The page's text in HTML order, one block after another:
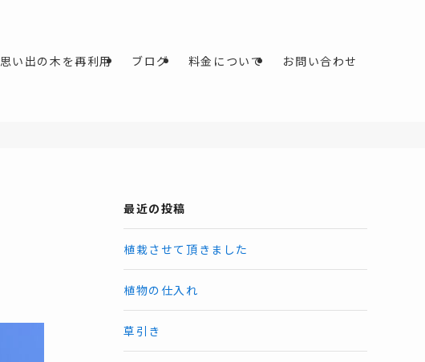
思い出の木を再利用 ブログ 料金について お問い合わせ
最近の投稿
植栽させて頂きました
植物の仕入れ
草引き